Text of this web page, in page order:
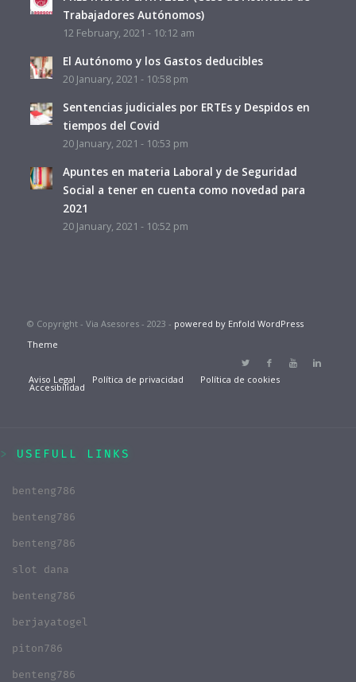
Trabajadores Autónomos)
12 February, 2021 - 10:12 am
El Autónomo y los Gastos deducibles
20 January, 2021 - 10:58 pm
Sentencias judiciales por ERTEs y Despidos en
tiempos del Covid
20 January, 2021 - 10:53 pm
Apuntes en materia Laboral y de Seguridad
Social a tener en cuenta como novedad para
2021
20 January, 2021 - 10:52 pm
© Copyright - Via Asesores - 2023 - powered by Enfold WordPress
Theme
Aviso Legal Política de privacidad Política de cookies
Accesibilidad
USEFULL LINKS
benteng786
benteng786
benteng786
slot dana
benteng786
berjayatogel
piton786
benteng786